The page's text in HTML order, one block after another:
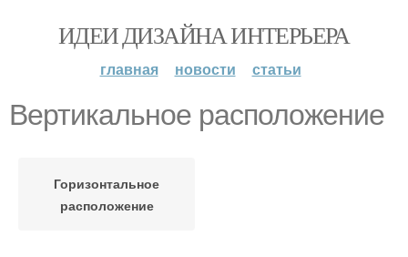
ИДЕИ ДИЗАЙНА ИНТЕРЬЕРА
главная новости статьи
Вертикальное расположение
Горизонтальное
расположение